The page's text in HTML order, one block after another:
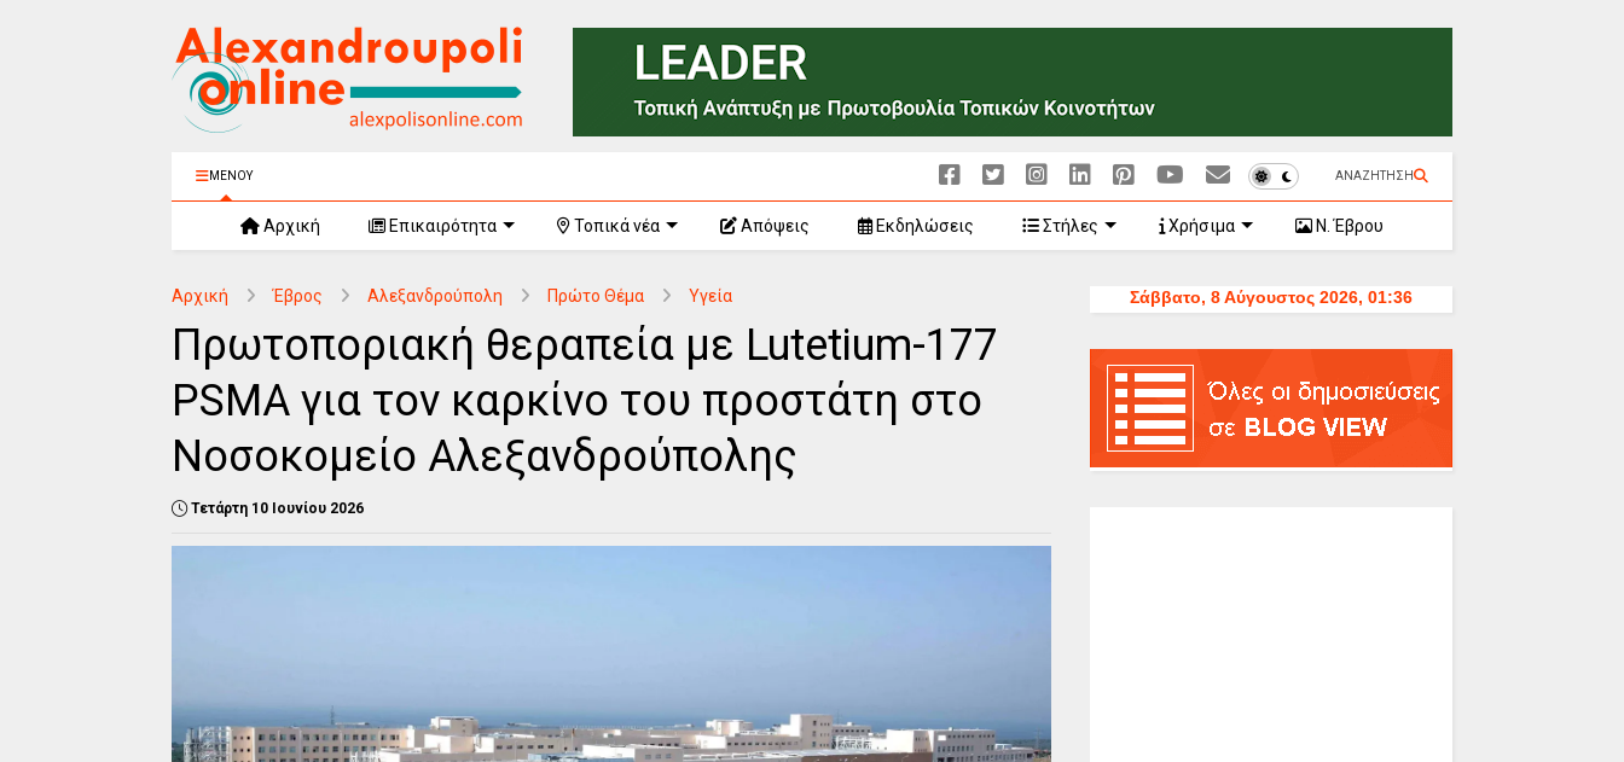
ΜΕΝΟΥ ΑΝΑΖΗΤΗΣΗ
Αρχική Επικαιρότητα Τοπικά νέα Απόψεις Εκδηλώσεις Στήλες Χρήσιμα Ν. Έβρου
Αρχική Έβρος Αλεξανδρούπολη Πρώτο Θέμα Υγεία
Πρωτοποριακή θεραπεία με Lutetium-177
PSMA για τον καρκίνο του προστάτη στο
Νοσοκομείο Αλεξανδρούπολης
Τετάρτη 10 Ιουνίου 2026